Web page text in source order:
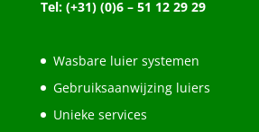
Tel: (+31) (0)6 – 51 12 29 29
Wasbare luier systemen
Gebruiksaanwijzing luiers
Unieke services